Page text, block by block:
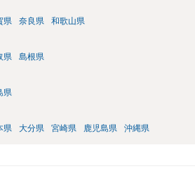
県 奈良県 和歌山県
県 島根県
県
県 大分県 宮崎県 鹿児島県 沖縄県